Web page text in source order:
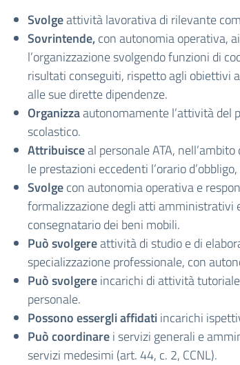
Svolgeattività lavorativa di rilevante
Sovrintende,con autonomia operativa,
l’organizzazione svolgendo funzioni di
risultati conseguiti, rispetto agli obiettivi
alle sue dirette dipendenze.
Organizzaautonomamente l’attività del
scolastico.
Attribuisceal personale ATA,
le prestazioni eccedenti l’orario
Svolgecon autonomia operativa e
formalizzazione degli atti amministrativi
consegnatario dei beni mobili.
Può svolgereattività di studio e di
specializzazione professionale, con
Può svolgereincarichi di attività
personale.
Possono essergli affidatiincarichi
Può coordinarei servizi generali e
servizi medesimi (art. 44, c. 2, CCNL).